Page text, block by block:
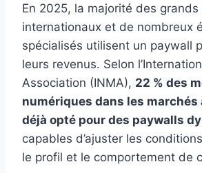
En 2025, la majorité des grands
internationaux et de nombreux
spécialisés utilisent un paywall
leurs revenus. Selon
Association (INMA), 22 % des
numériques dans les marchés
déjà opté pour des paywalls
capables d’ajuster les
le profil et le comportement de